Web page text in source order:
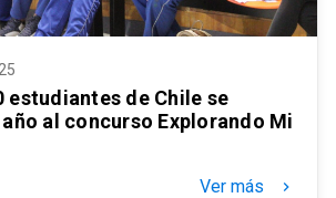
estudiantes de Chile se
al concurso Explorando Mi
Ver más keyboard_arrow_right